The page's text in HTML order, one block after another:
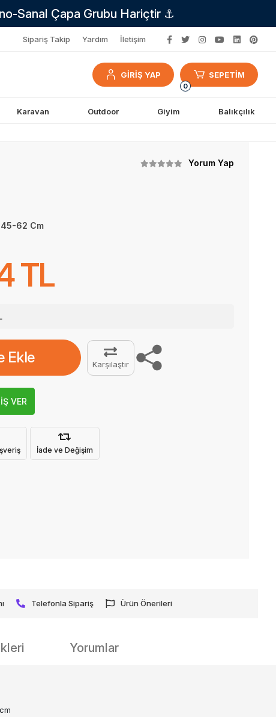
Sanal Çapa Grubu Hariçtir ⚓
Sipariş Takip Yardım İletişim
GİRİŞ YAP
0
SEPETİM
Karavan Outdoor Giyim Balıkçılık
Yorum Yap
45-62 Cm
TL
Ekle Karşılaştır
VER
İade ve Değişim
Telefonla Sipariş Ürün Önerileri
Yorumlar